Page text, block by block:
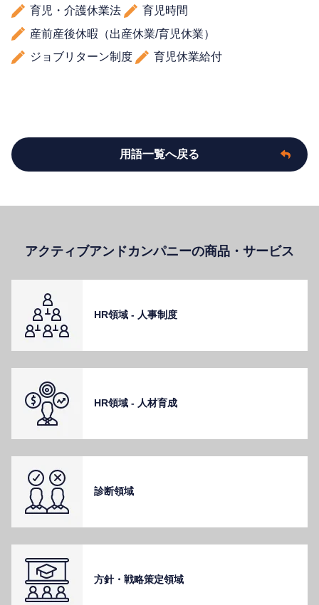
育児・介護休業法
育児時間
産前産後休暇（出産休業/育児休業）
ジョブリターン制度
育児休業給付
用語一覧へ戻る
アクティブアンドカンパニーの商品・サービス
HR領域 - ⼈事制度
HR領域 - ⼈材育成
診断領域
⽅針・戦略策定領域